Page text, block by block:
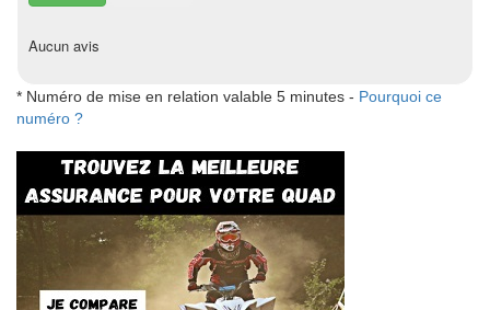
Aucun avis
* Numéro de mise en relation valable 5 minutes - Pourquoi ce
numéro ?